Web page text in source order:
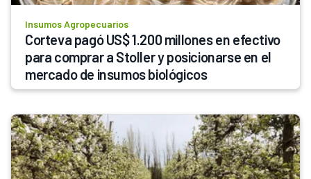
Insumos Agropecuarios
Corteva pagó US$ 1.200 millones en efectivo
para comprar a Stoller y posicionarse en el
mercado de insumos biológicos